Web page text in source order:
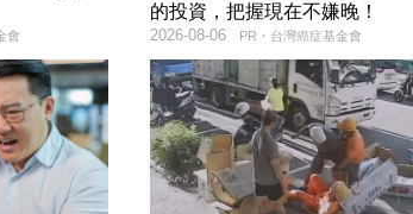
會
的投資，把握現在不嫌晚！
PR・台灣癌症基金會
2026-08-06